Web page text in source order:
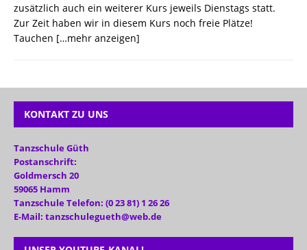
zusätzlich auch ein weiterer Kurs jeweils Dienstags statt.
Zur Zeit haben wir in diesem Kurs noch freie Plätze!
Tauchen […mehr anzeigen]
KONTAKT ZU UNS
Tanzschule Güth
Postanschrift:
Goldmersch 20
59065 Hamm
Tanzschule Telefon: (0 23 81) 1 26 26
E-Mail: tanzschulegueth@web.de